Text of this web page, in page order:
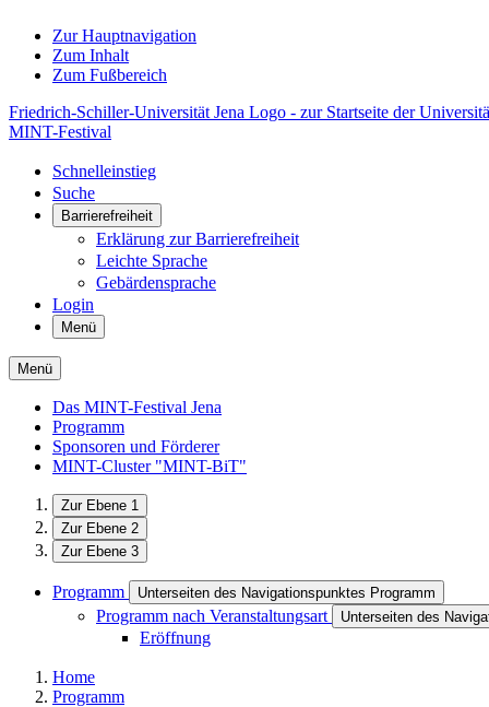
Zur Hauptnavigation
Zum Inhalt
Zum Fußbereich
Friedrich-Schiller-Universität Jena Logo - zur Startseite der
MINT-Festival
Schnelleinstieg
Suche
Barrierefreiheit
Erklärung zur Barrierefreiheit
Leichte Sprache
Gebärdensprache
Login
Menü
Menü
Das MINT-Festival Jena
Programm
Sponsoren und Förderer
MINT-Cluster "MINT-BiT"
Zur Ebene 1
Zur Ebene 2
Zur Ebene 3
Programm Unterseiten des Navigationspunktes Programm
Programm nach Veranstaltungsart Unterseiten des
Eröffnung
Home
Programm